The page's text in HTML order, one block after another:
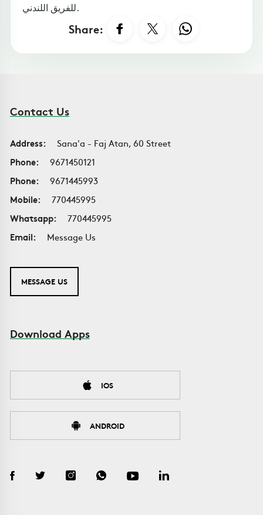
للفريق اللندني.
Share:
Contact Us
Address:
Sana'a - Faj Atan, 60 Street
Phone:
9671450121
Phone:
9671445993
Mobile:
770445995
Whatsapp:
770445995
Email:
Message Us
MESSAGE US
Download Apps
IOS
ANDROID